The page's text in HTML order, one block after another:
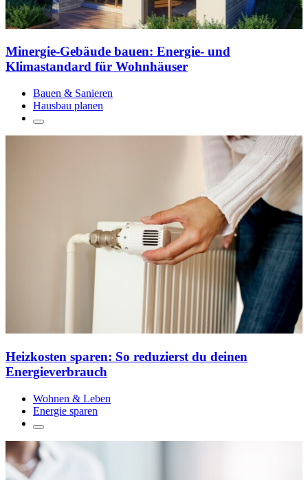
Minergie-Gebäude bauen: Energie- und
Klimastandard für Wohnhäuser
Bauen & Sanieren
Hausbau planen
Heizkosten sparen: So reduzierst du deinen
Energieverbrauch
Wohnen & Leben
Energie sparen